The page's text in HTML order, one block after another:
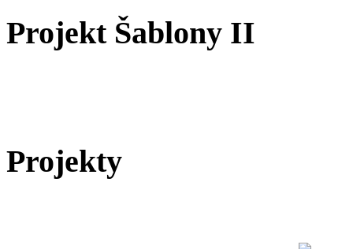
Projekt Šablony II
Projekty